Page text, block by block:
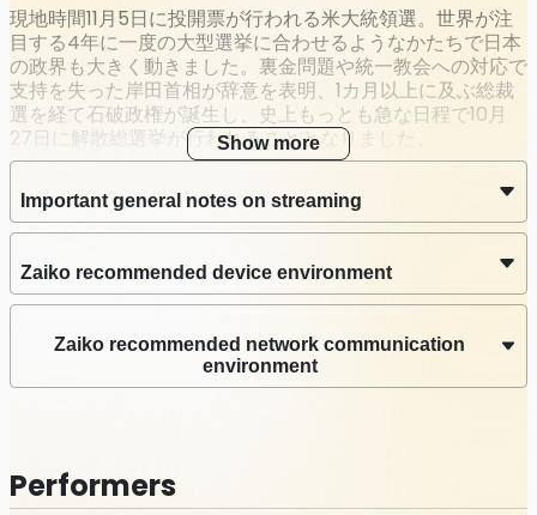
EPISODE 3：10/13（日）21:00-《大統領選を左右する!? 米
主要都市の大変化》
Streaming
Stream date
Oct 13 2024 (Sun) 21:00 – 23:59JST
Latest Archive End Time
Oct 31 2024 (Thu) 23:59JST
現地時間11月5日に投開票が行われる米大統領選。世界が注
目する4年に一度の大型選挙に合わせるようなかたちで日本
の政界も大きく動きました。裏金問題や統一教会への対応で
支持を失った岸田首相が辞意を表明、1カ月以上に及ぶ総裁
選を経て石破政権が誕生し、史上もっとも急な日程で10月
27日に解散総選挙が行われることとなりました。
裏金議員の公認をめぐって結党以来の混乱に直面する自民党
と迎え撃つ野党。これ以上ない政権交代のチャンスですが、
新しく代表に選出された最大野党の立憲民主党の野田代表が
無党派層への浸透をはかるべく共産党と距離を置いたこと
で、多くの選挙区で野党が分裂する公算が高くなっていま
す。一方、前回参院選では破竹の勢いを示した日本維新の会
が急降下。自民党にも野党にも大きな向かい風が吹く状況で
行われる今回の総選挙はどのような結果になるのでしょう
か。
出したりと、有権者不在の政治が長く続き、われわれはすっ
Show more
Important general notes on streaming
Zaiko recommended device environment
Zaiko recommended network communication
environment
Performers